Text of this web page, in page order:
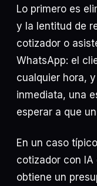
Lo primero es
y la lentitud de
cotizador o
WhatsApp: el
cualquier hora,
inmediata, una
esperar a que
En un caso
cotizador con IA
obtiene un